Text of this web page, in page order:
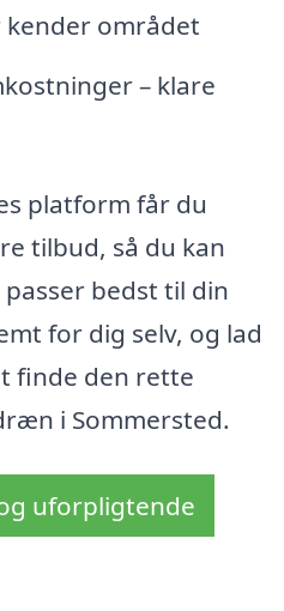
området
– klare
platform får du
tilbud, så du kan
bedst til din
for dig selv, og lad
finde den rette
i Sommersted.
uforpligtende